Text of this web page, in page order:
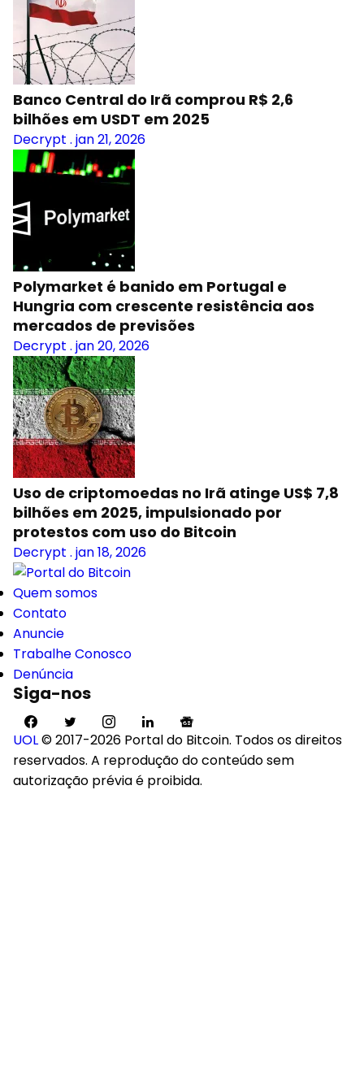
Banco Central do Irã comprou R$ 2,6
bilhões em USDT em 2025
Decrypt . jan 21, 2026
Polymarket é banido em Portugal e
Hungria com crescente resistência aos
mercados de previsões
Decrypt . jan 20, 2026
Uso de criptomoedas no Irã atinge US$ 7,8
bilhões em 2025, impulsionado por
protestos com uso do Bitcoin
Decrypt . jan 18, 2026
Quem somos
Contato
Anuncie
Trabalhe Conosco
Denúncia
Siga-nos
UOL© 2017-2026 Portal do Bitcoin. Todos os direitos
reservados. A reprodução do conteúdo sem
autorização prévia é proibida.